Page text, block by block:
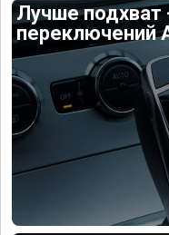
Лучше подхват
переключений